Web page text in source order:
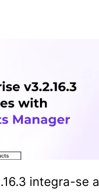
integra-se